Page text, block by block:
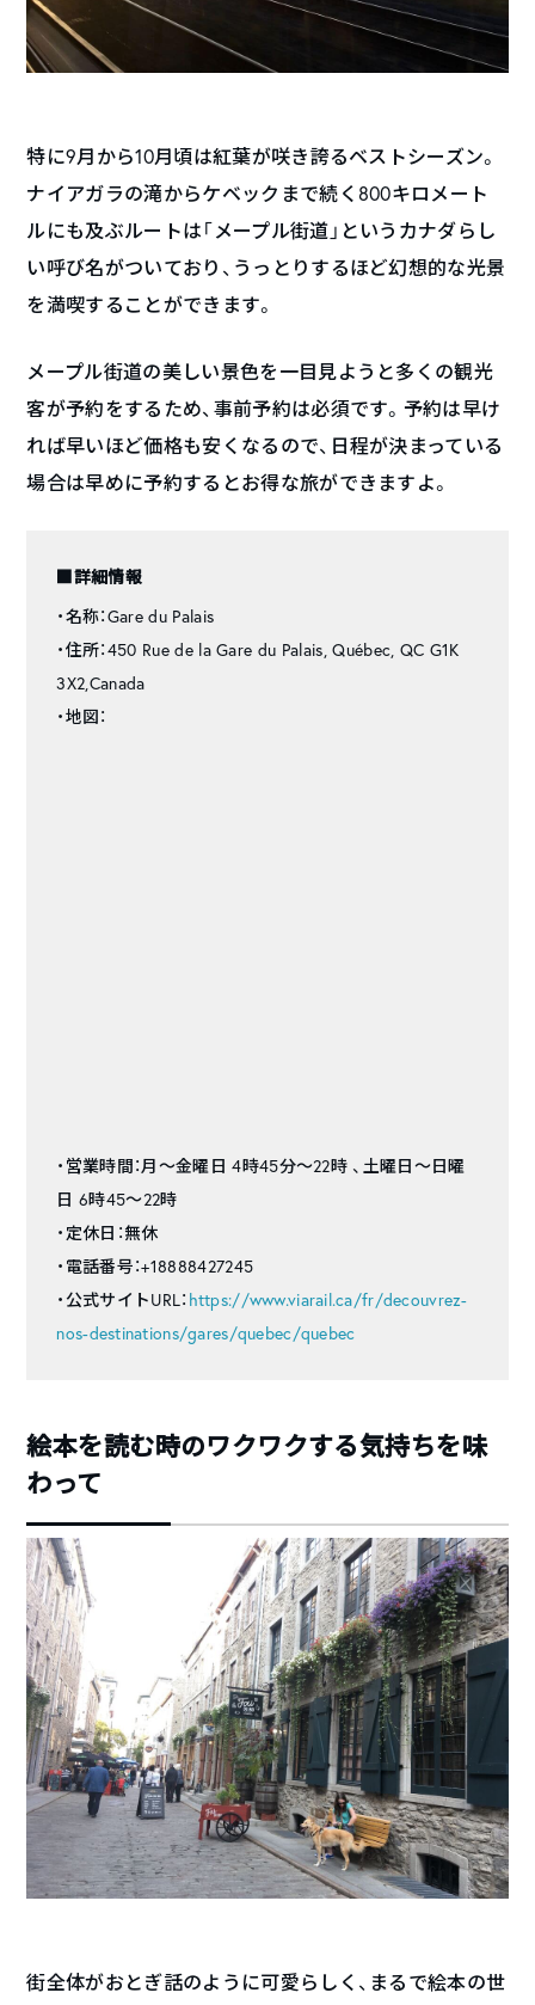
特に9月から10月頃は紅葉が咲き誇るベストシーズン。
ナイアガラの滝からケベックまで続く800キロメート
ルにも及ぶルートは「メープル街道」というカナダらし
い呼び名がついており、うっとりするほど幻想的な光景
を満喫することができます。
メープル街道の美しい景色を一目見ようと多くの観光
客が予約をするため、事前予約は必須です。予約は早け
れば早いほど価格も安くなるので、日程が決まっている
場合は早めに予約するとお得な旅ができますよ。
■詳細情報
・名称：Gare du Palais
・住所：450 Rue de la Gare du Palais, Québec, QC G1K
3X2,Canada
・地図：
・営業時間：月～金曜日 4時45分～22時 、土曜日〜日曜
日 6時45～22時
・定休日：無休
・電話番号：+18888427245
・公式サイトURL： https://www.viarail.ca/fr/decouvrez-
nos-destinations/gares/quebec/quebec
絵本を読む時のワクワクする気持ちを味
わって
街全体がおとぎ話のように可愛らしく、まるで絵本の世